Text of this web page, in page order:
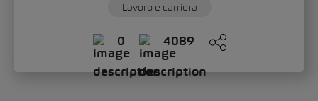
Lavoro e carriera
0 4089